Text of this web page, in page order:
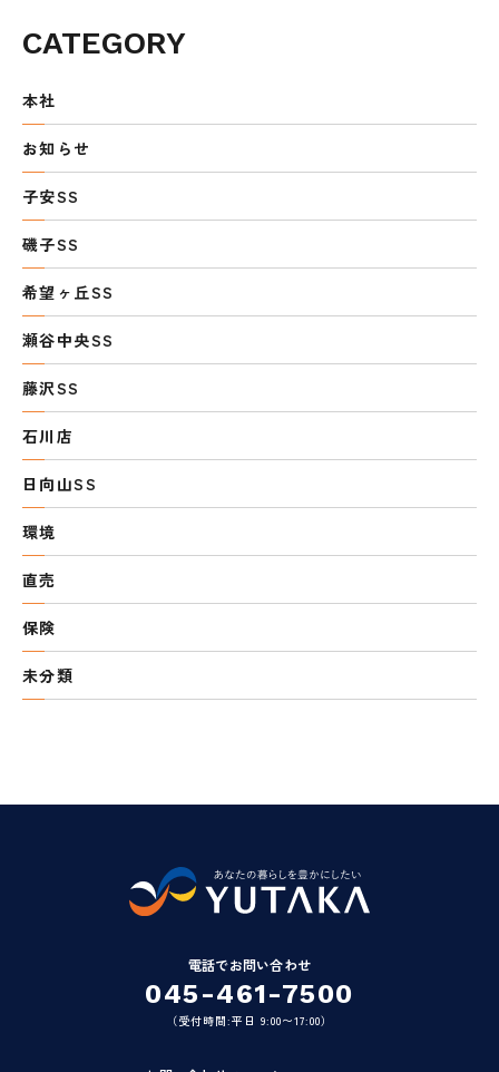
CATEGORY
本社
お知らせ
子安SS
磯子SS
希望ヶ丘SS
瀬谷中央SS
藤沢SS
石川店
日向山SS
環境
直売
保険
未分類
電話でお問い合わせ
045-461-7500
（受付時間:平日 9:00〜17:00）